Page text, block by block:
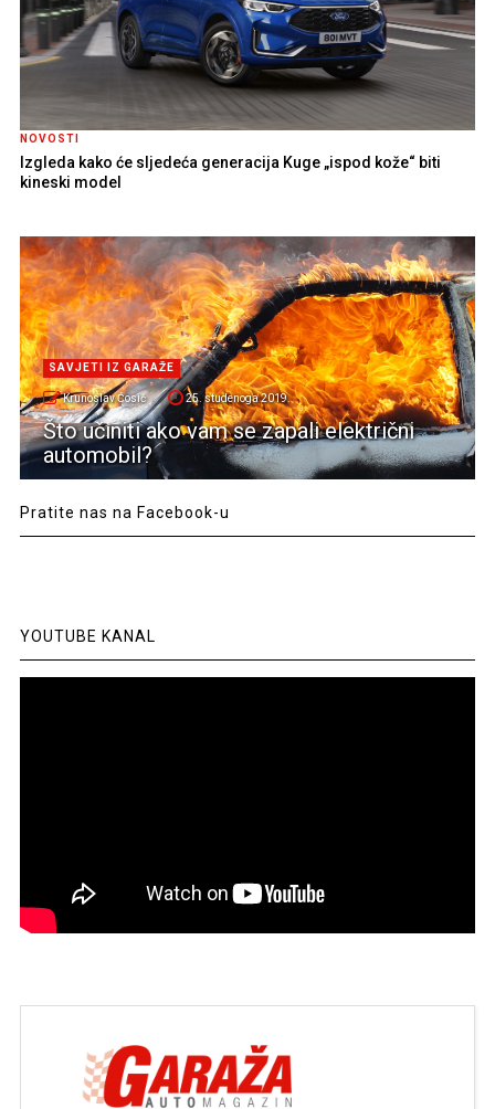
NOVOSTI
Izgleda kako će sljedeća generacija Kuge „ispod kože“ biti
kineski model
SAVJETI IZ GARAŽE
Krunoslav Ćosić 25. studenoga 2019.
Što učiniti ako vam se zapali električni
automobil?
Pratite nas na Facebook-u
YOUTUBE KANAL